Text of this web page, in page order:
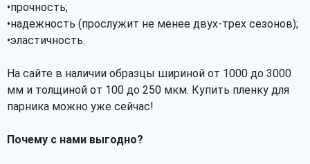
•прочность;
•надежность (прослужит не менее двух-трех сезонов);
•эластичность.
На сайте в наличии образцы шириной от 1000 до 3000
мм и толщиной от 100 до 250 мкм. Купить пленку для
парника можно уже сейчас!
Почему с нами выгодно?